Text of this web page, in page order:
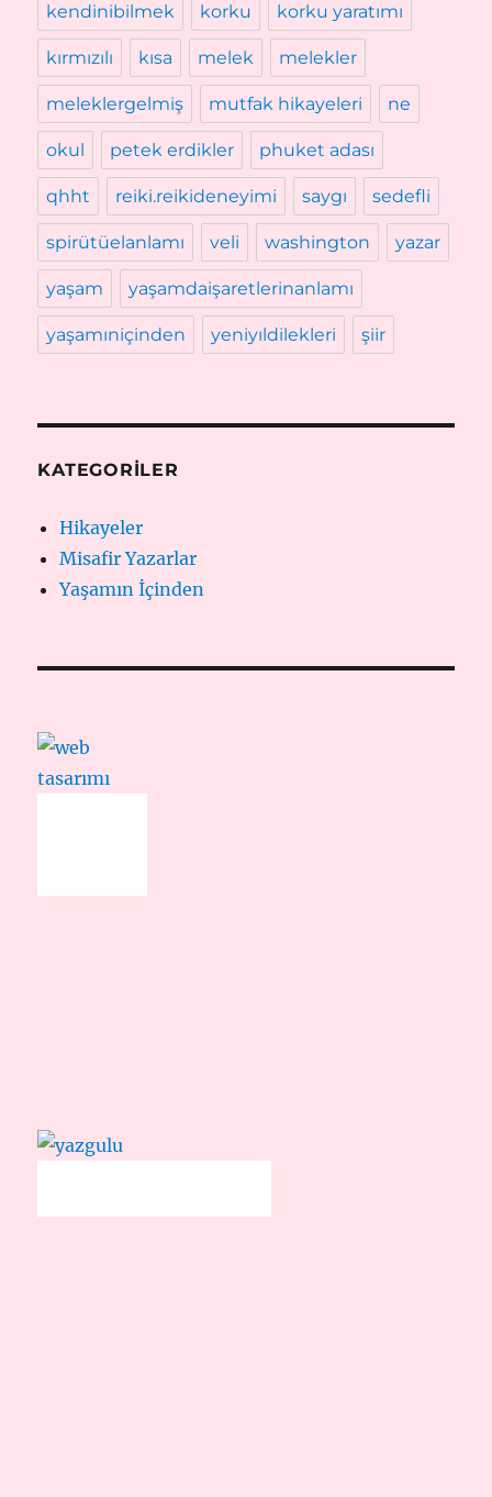
kendinibilmek korku korku yaratımı
kırmızılı kısa melek melekler
meleklergelmiş mutfak hikayeleri ne
okul petek erdikler phuket adası
qhht reiki.reikideneyimi saygı sedefli
spirütüelanlamı veli washington yazar
yaşam yaşamdaişaretlerinanlamı
yaşamıniçinden yeniyıldilekleri şiir
KATEGORILER
Hikayeler
Misafir Yazarlar
Yaşamın İçinden